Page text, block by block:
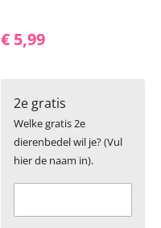
€ 5,99
2e gratis
Welke gratis 2e
dierenbedel wil je? (Vul
hier de naam in).